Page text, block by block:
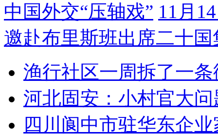
中国外交“压轴戏” 11月
邀赴布里斯班出席二十
渔行社区一周拆了一
河北固安：小村官大问
四川阆中市驻华东企